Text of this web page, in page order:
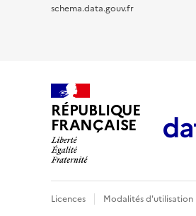
schema.data.gouv.fr
RÉPUBLIQUE
FRANÇAISE
Licences Modalités d'utilisation